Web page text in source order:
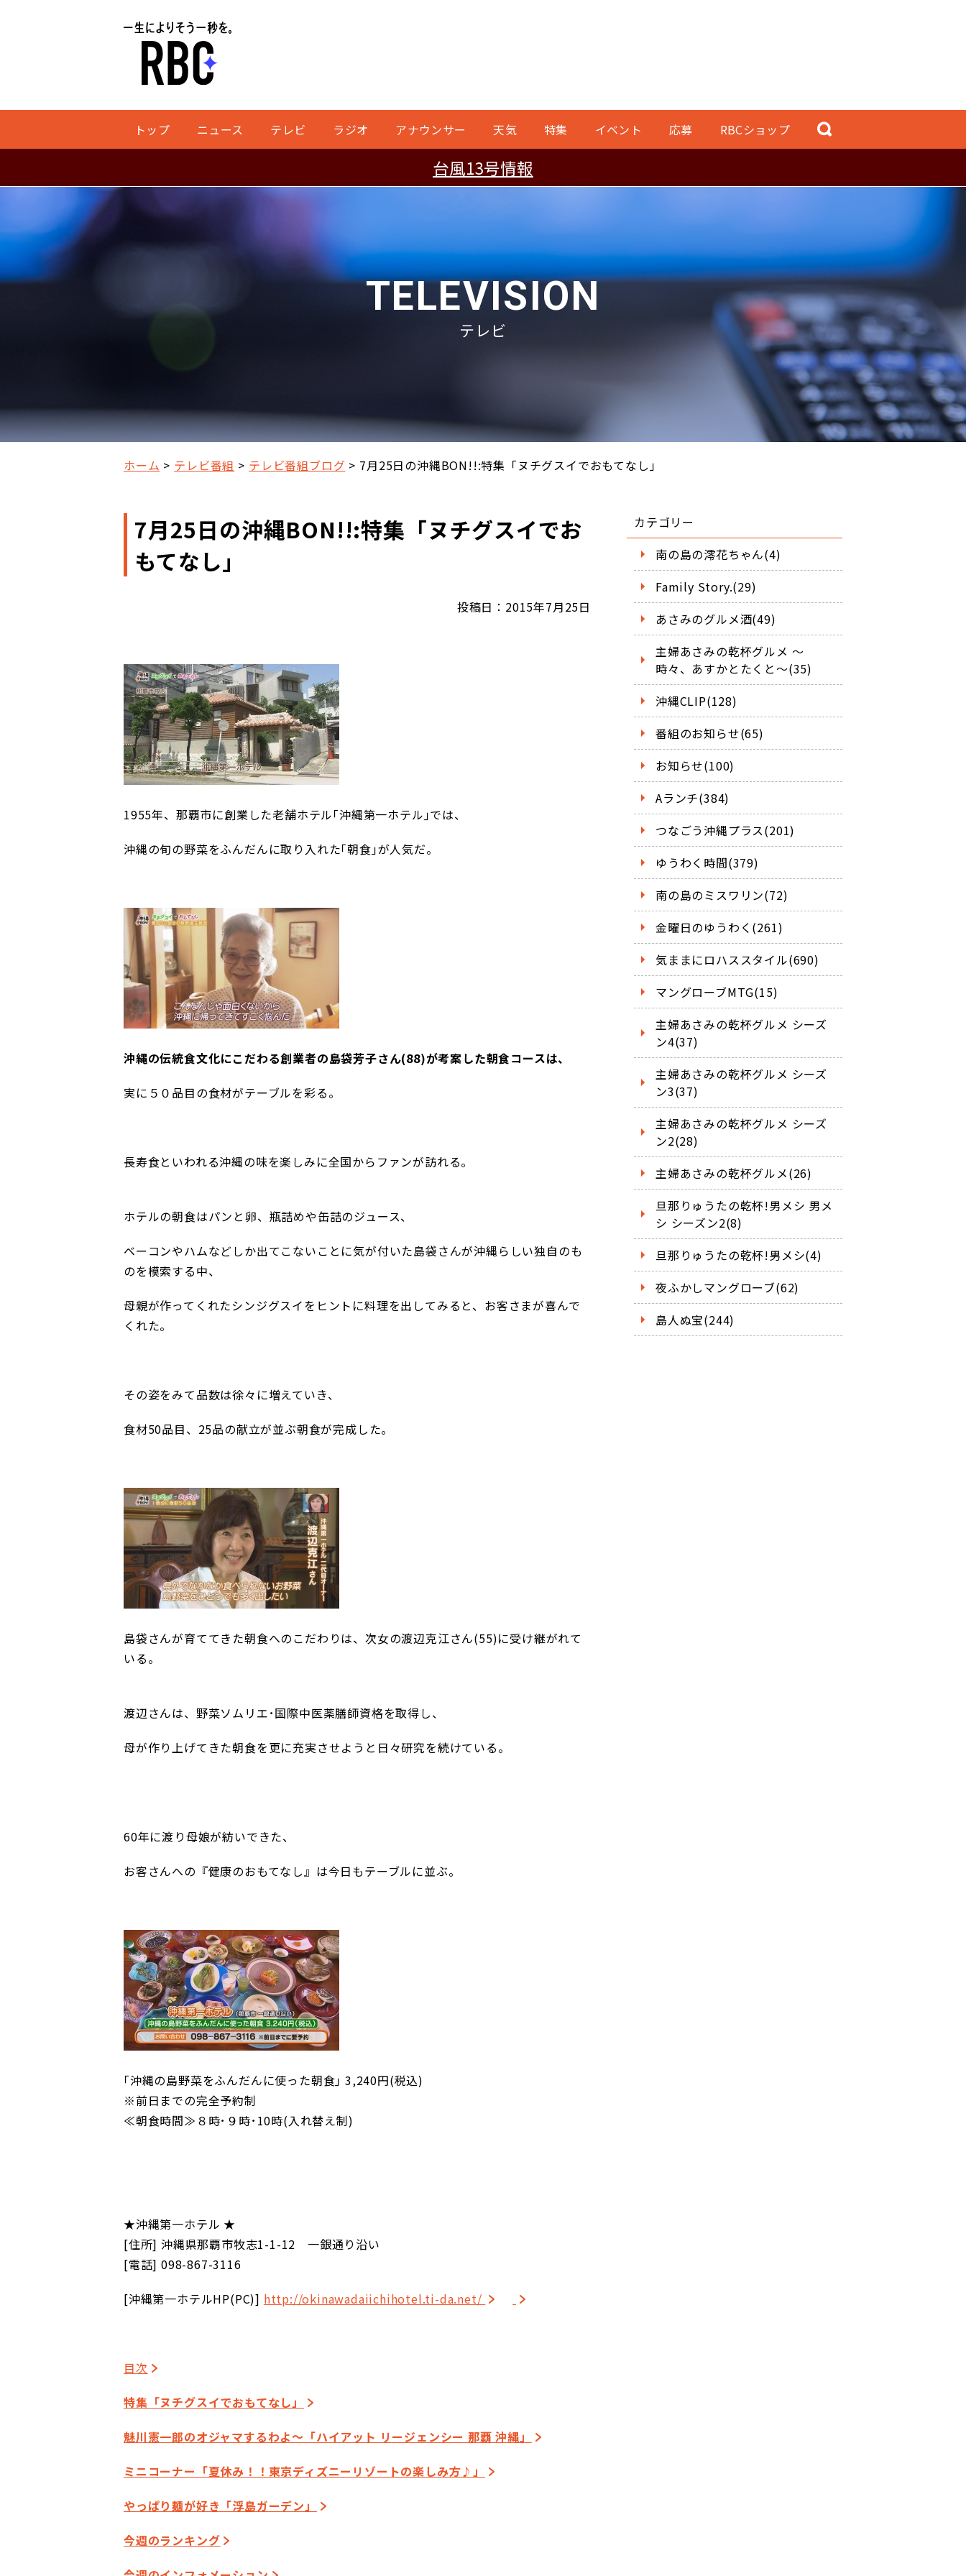
トップ ニュース テレビ ラジオ アナウンサー 天気 特集 イベント 応募 RBCショップ
台風13号情報
TELEVISION
テレビ
ホーム テレビ番組 テレビ番組ブログ 7月25日の沖縄BON!!:特集「ヌチグスイでおもてなし」
7月25日の沖縄BON!!:特集「ヌチグスイでお
もてなし」
投稿日：2015年7月25日
1955年、那覇市に創業した老舗ホテル｢沖縄第一ホテル｣では、
沖縄の旬の野菜をふんだんに取り入れた｢朝食｣が人気だ。
沖縄の伝統食文化にこだわる創業者の島袋芳子さん(88)が考案した朝食コースは、
実に５０品目の食材がテーブルを彩る。
長寿食といわれる沖縄の味を楽しみに全国からファンが訪れる。
ホテルの朝食はパンと卵、瓶詰めや缶詰のジュース、
ベーコンやハムなどしか出てこないことに気が付いた島袋さんが沖縄らしい独自のも
のを模索する中、
母親が作ってくれたシンジグスイをヒントに料理を出してみると、お客さまが喜んで
くれた。
その姿をみて品数は徐々に増えていき、
食材50品目、25品の献立が並ぶ朝食が完成した。
島袋さんが育ててきた朝食へのこだわりは、次女の渡辺克江さん(55)に受け継がれて
いる。
渡辺さんは、野菜ソムリエ･国際中医薬膳師資格を取得し、
母が作り上げてきた朝食を更に充実させようと日々研究を続けている。
60年に渡り母娘が紡いできた、
お客さんへの『健康のおもてなし』は今日もテーブルに並ぶ。
｢沖縄の島野菜をふんだんに使った朝食｣ 3,240円(税込)
※前日までの完全予約制
≪朝食時間≫ ８時･９時･10時(入れ替え制)
★沖縄第一ホテル ★
[住所] 沖縄県那覇市牧志1-1-12 一銀通り沿い
[電話] 098-867-3116
[沖縄第一ホテルHP(PC)] http://okinawadaiichihotel.ti-da.net/
目次
特集「ヌチグスイでおもてなし」
魅川憲一郎のオジャマするわよ～「ハイアット リージェンシー 那覇 沖縄」
ミニコーナー「夏休み！！東京ディズニーリゾートの楽しみ方♪」
やっぱり麺が好き「浮島ガーデン」
今週のランキング
カテゴリー
南の島の澪花ちゃん(4)
Family Story.(29)
あさみのグルメ酒(49)
主婦あさみの乾杯グルメ ～
時々、あすかとたくと～(35)
沖縄CLIP(128)
番組のお知らせ(65)
お知らせ(100)
Aランチ(384)
つなごう沖縄プラス(201)
ゆうわく時間(379)
南の島のミスワリン(72)
金曜日のゆうわく(261)
気ままにロハススタイル(690)
マングローブMTG(15)
主婦あさみの乾杯グルメ シーズ
ン4(37)
主婦あさみの乾杯グルメ シーズ
ン3(37)
主婦あさみの乾杯グルメ シーズ
ン2(28)
主婦あさみの乾杯グルメ(26)
旦那りゅうたの乾杯!男メシ 男メ
シ シーズン2(8)
旦那りゅうたの乾杯!男メシ(4)
夜ふかしマングローブ(62)
島人ぬ宝(244)